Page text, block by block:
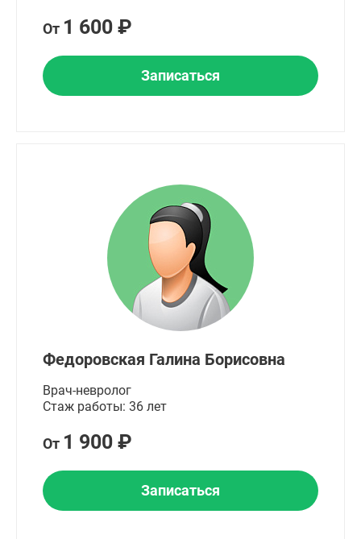
От 1 600 ₽
Записаться
Федоровская Галина Борисовна
Врач-невролог
Стаж работы: 36 лет
От 1 900 ₽
Записаться